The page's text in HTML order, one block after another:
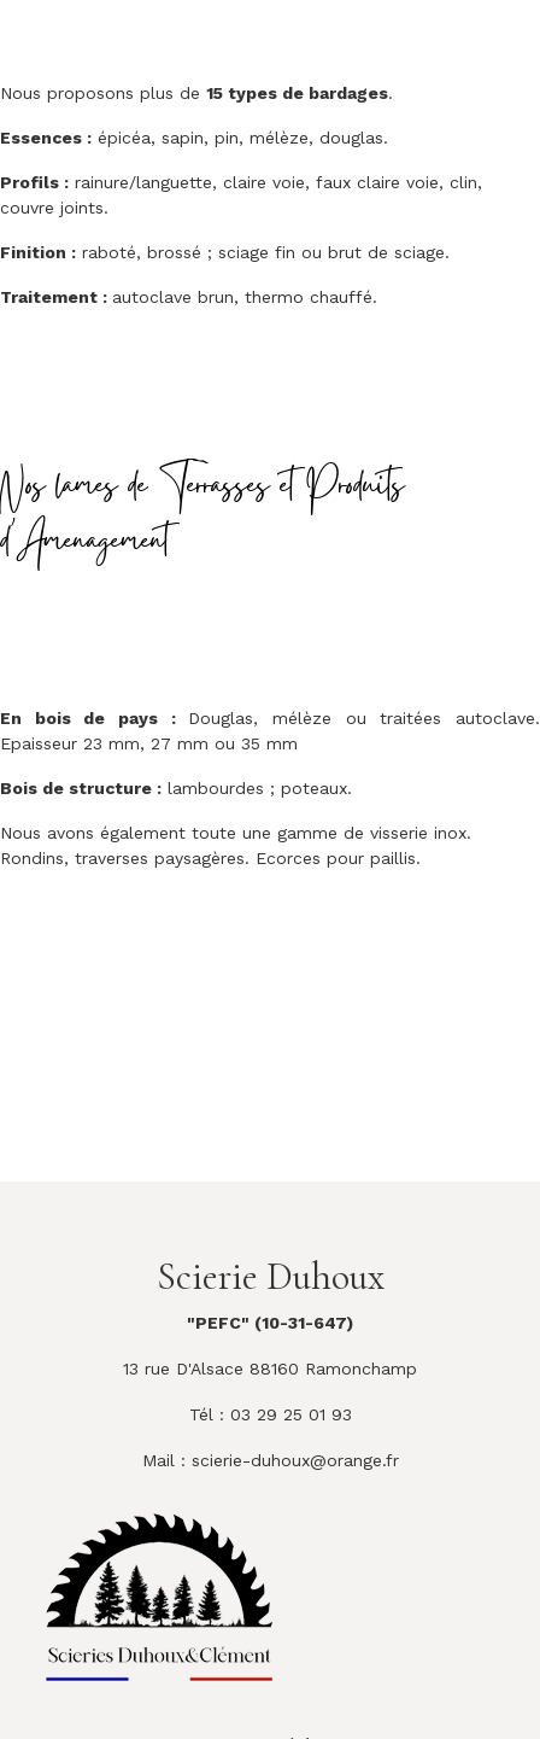
Nous proposons plus de 15 types de bardages.
Essences : épicéa, sapin, pin, mélèze, douglas.
Profils : rainure/languette, claire voie, faux claire voie, clin,
couvre joints.
Finition : raboté, brossé ; sciage fin ou brut de sciage.
Traitement : autoclave brun, thermo chauffé.
Nos lames de Terrasses et Produits
d'Amenagement
En bois de pays : Douglas, mélèze ou traitées autoclave.
Epaisseur 23 mm, 27 mm ou 35 mm
Bois de structure : lambourdes ; poteaux.
Nous avons également toute une gamme de visserie inox.
Rondins, traverses paysagères. Ecorces pour paillis.
Scierie Duhoux
"PEFC" (10-31-647)
13 rue D'Alsace 88160 Ramonchamp
Tél : 03 29 25 01 93
Mail : scierie-duhoux@orange.fr